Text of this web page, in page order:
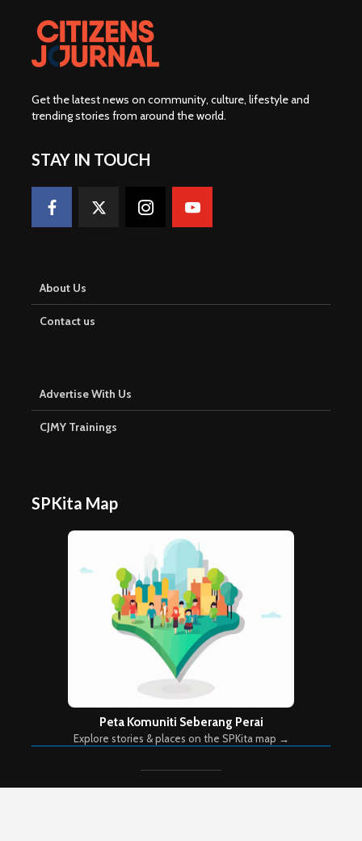
Get the latest news on community, culture, lifestyle and
trending stories from around the world.
STAY IN TOUCH
About Us
Contact us
Advertise With Us
CJMY Trainings
SPKita Map
Peta Komuniti Seberang Perai
Explore stories & places on the SPKita map →